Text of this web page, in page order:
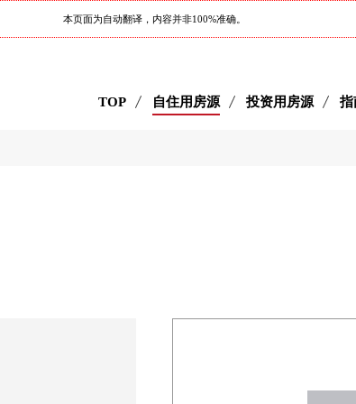
本页面为自动翻译，内容并非100%准确。
TOP 自住用房源 投资用房源 指